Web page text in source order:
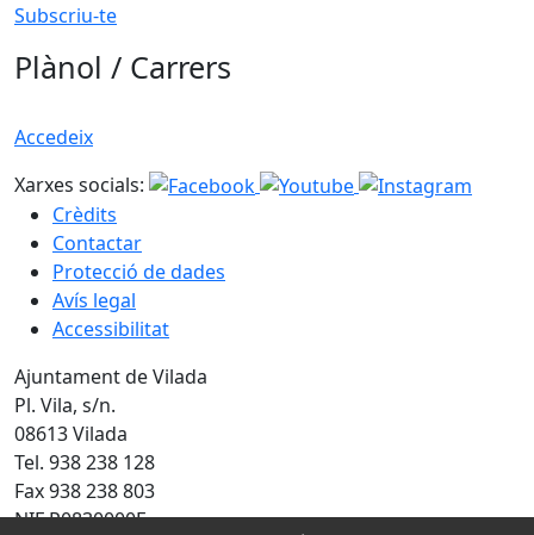
Subscriu-te
Plànol / Carrers
Accedeix
Xarxes socials:
Crèdits
Contactar
Protecció de dades
Avís legal
Accessibilitat
Ajuntament de Vilada
Pl. Vila, s/n.
08613 Vilada
Tel. 938 238 128
Fax 938 238 803
NIF P0830000F